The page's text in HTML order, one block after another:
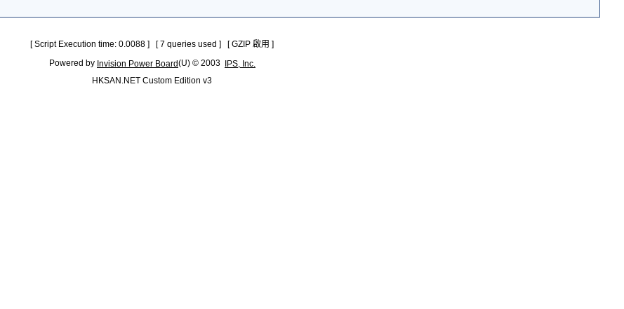
[ Script Execution time: 0.0088 ] [ 7 queries used ] [ GZIP 啟用 ]
Powered by Invision Power Board(U) © 2003
IPS, Inc.
HKSAN.NET Custom Edition v3